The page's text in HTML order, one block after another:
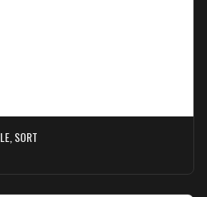
SORT